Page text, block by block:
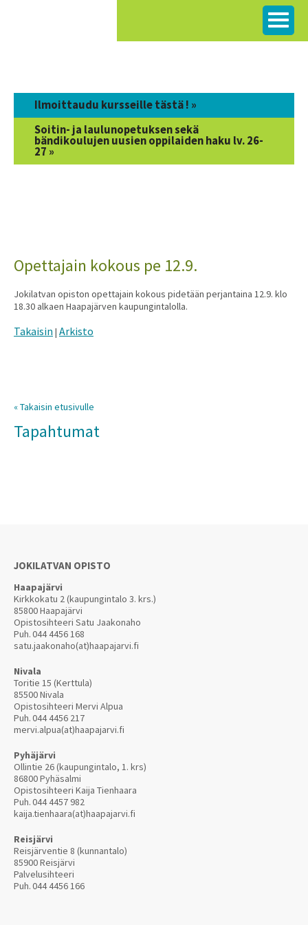
Ilmoittaudu kursseille tästä ! »
Soitin- ja laulunopetuksen sekä
bändikoulujen uusien oppilaiden haku lv. 26-
27 »
Opettajain kokous pe 12.9.
Jokilatvan opiston opettajain kokous pidetään perjantaina 12.9. klo
18.30 alkaen Haapajärven kaupungintalolla.
Takaisin | Arkisto
« Takaisin etusivulle
Tapahtumat
JOKILATVAN OPISTO
Haapajärvi
Kirkkokatu 2 (kaupungintalo 3. krs.)
85800 Haapajärvi
Opistosihteeri Satu Jaakonaho
Puh.044 4456 168
satu.jaakonaho(at)haapajarvi.fi
Nivala
Toritie 15 (Kerttula)
85500 Nivala
Opistosihteeri Mervi Alpua
Puh.044 4456 217
mervi.alpua(at)haapajarvi.fi
Pyhäjärvi
Ollintie 26 (kaupungintalo, 1. krs)
86800 Pyhäsalmi
Opistosihteeri Kaija Tienhaara
Puh.044 4457 982
kaija.tienhaara(at)haapajarvi.fi
Reisjärvi
Reisjärventie 8 (kunnantalo)
85900 Reisjärvi
Palvelusihteeri
Puh.044 4456 166